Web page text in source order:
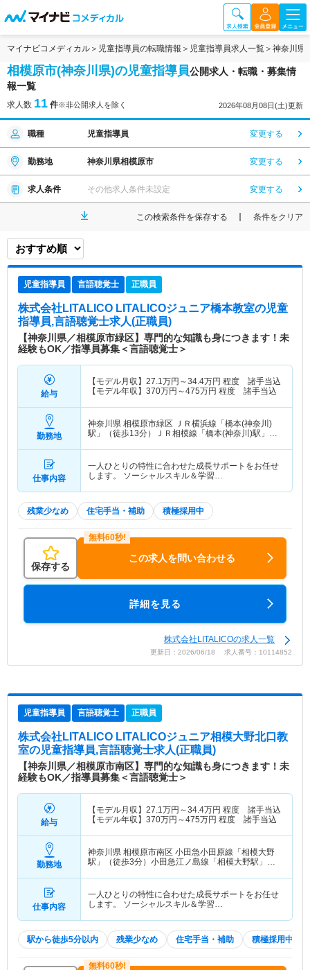
マイナビコメディカル 児童指導員の転職情報 児童指導員求人一覧 神奈川県
相模原市(神奈川県)の児童指導員公開求人・転職・募集情
報一覧
求人数 11 件※非公開求人を除く 2026年08月08日(土)更新
職種 児童指導員 変更する
勤務地 神奈川県相模原市 変更する
求人条件 その他求人条件未設定 変更する
この検索条件を保存する 条件をクリア
児童指導員 言語聴覚士 正職員
株式会社LITALICO LITALICOジュニア橋本教室の児童
指導員,言語聴覚士求人(正職員)
【神奈川県／相模原市緑区】専門的な知識も身につきます！未
経験もOK／指導員募集＜言語聴覚士＞
給与
【モデル月収】 27.1万円～34.4万円 程度 諸手当込
【モデル年収】 370万円～475万円 程度 諸手当込
勤務地
神奈川県 相模原市緑区 ＪＲ横浜線「橋本(神奈川)
駅」（徒歩13分）ＪＲ相模線「橋本(神奈川)駅」
仕事内容
一人ひとりの特性に合わせた成長サポートをお任せ
します。 ソーシャルスキル＆学習…
残業少なめ 住宅手当・補助 積極採用中
保存する
この求人を問い合わせる
詳細を見る
株式会社LITALICOの求人一覧
更新日：2026/06/18 求人番号：10114852
児童指導員 言語聴覚士 正職員
株式会社LITALICO LITALICOジュニア相模大野北口教
室の児童指導員,言語聴覚士求人(正職員)
【神奈川県／相模原市南区】専門的な知識も身につきます！未
経験もOK／指導員募集＜言語聴覚士＞
給与
【モデル月収】 27.1万円～34.4万円 程度 諸手当込
【モデル年収】 370万円～475万円 程度 諸手当込
勤務地
神奈川県 相模原市南区 小田急小田原線「相模大野
駅」（徒歩3分）小田急江ノ島線「相模大野駅」
仕事内容
一人ひとりの特性に合わせた成長サポートをお任せ
します。 ソーシャルスキル＆学習…
駅から徒歩5分以内 残業少なめ 住宅手当・補助 積極採用中